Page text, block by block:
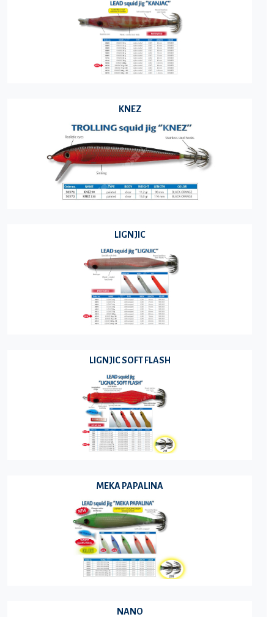
KNEZ
LIGNJIC
LIGNJIC SOFT FLASH
MEKA PAPALINA
NANO